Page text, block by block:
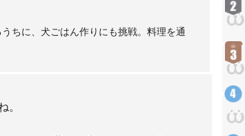
ちに、犬ごはん作りにも挑戦。料理を通